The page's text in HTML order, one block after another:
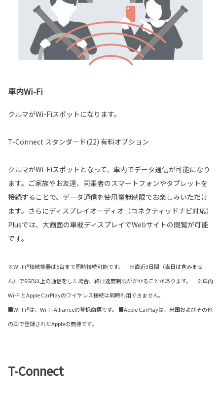
車内Wi-Fi
クルマがWi-Fiスポットになります。
T-Connect スタンダード(22) 有料オプション
クルマがWi-Fiスポットとなって、車内でデータ通信が可能になり
ます。ご家族やお友達、同乗者のスマートフォンやタブレットを
接続することで、データ通信を使用量無制限でお楽しみいただけ
ます。さらにディスプレイオーディオ（コネクティッドナビ対応）
Plusでは、大画面の車載ディスプレイでWebサイトの閲覧が可能
です。
※Wi-Fi®接続機器は5台まで同時接続可能です。 ※直近3日間（当日は含みませ
ん）で6GB以上の通信をした場合、終日速度制限がかかることがあります。 ※車内
Wi-FiとApple CarPlayのワイヤレス接続は同時利用できません。
■Wi-Fi®は、Wi-Fi Allianceの登録商標です。 ■Apple CarPlayは、米国およびその他
の国で登録されたAppleの商標です。
T-Connect